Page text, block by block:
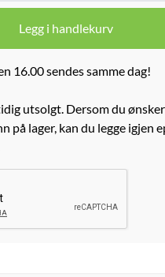
Legg i handlekurv
16.00 sendes samme dag!
utsolgt. Dersom du
på lager, kan du legge igjen